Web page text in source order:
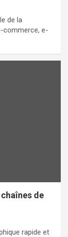
de la
commerce, e-
de
rapide et